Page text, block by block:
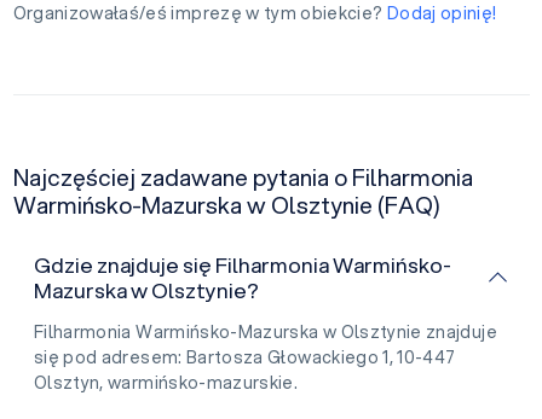
Organizowałaś/eś imprezę w tym obiekcie? Dodaj opinię!
Najczęściej zadawane pytania o Filharmonia
Warmińsko-Mazurska w Olsztynie (FAQ)
Gdzie znajduje się Filharmonia Warmińsko-
Mazurska w Olsztynie?
Filharmonia Warmińsko-Mazurska w Olsztynie znajduje
się pod adresem: Bartosza Głowackiego 1, 10-447
Olsztyn, warmińsko-mazurskie.